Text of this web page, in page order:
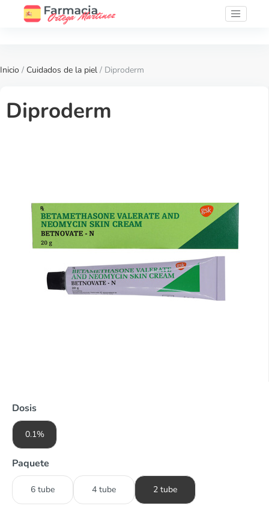
Inicio / Cuidados de la piel / Diproderm
Diproderm
Dosis
0.1%
Paquete
6 tube 4 tube 2 tube